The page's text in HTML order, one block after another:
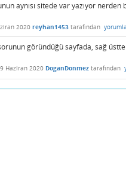
aynısı sitede var yazıyor nerden
2020 reyhan1453 tarafından
göründüğü sayfada, sağ
9 Haziran 2020 DoganDonmez tarafından